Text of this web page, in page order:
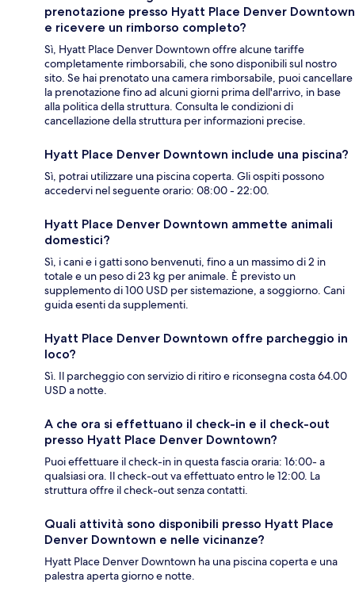
prenotazione presso Hyatt Place Denver Downtown
e ricevere un rimborso completo?
Sì, Hyatt Place Denver Downtown offre alcune tariffe
completamente rimborsabili, che sono disponibili sul nostro
sito. Se hai prenotato una camera rimborsabile, puoi cancellare
la prenotazione fino ad alcuni giorni prima dell'arrivo, in base
alla politica della struttura. Consulta le condizioni di
cancellazione della struttura per informazioni precise.
Hyatt Place Denver Downtown include una piscina?
Sì, potrai utilizzare una piscina coperta. Gli ospiti possono
accedervi nel seguente orario: 08:00 - 22:00.
Hyatt Place Denver Downtown ammette animali
domestici?
Sì, i cani e i gatti sono benvenuti, fino a un massimo di 2 in
totale e un peso di 23 kg per animale. È previsto un
supplemento di 100 USD per sistemazione, a soggiorno. Cani
guida esenti da supplementi.
Hyatt Place Denver Downtown offre parcheggio in
loco?
Sì. Il parcheggio con servizio di ritiro e riconsegna costa 64.00
USD a notte.
A che ora si effettuano il check-in e il check-out
presso Hyatt Place Denver Downtown?
Puoi effettuare il check-in in questa fascia oraria: 16:00- a
qualsiasi ora. Il check-out va effettuato entro le 12:00. La
struttura offre il check-out senza contatti.
Quali attività sono disponibili presso Hyatt Place
Denver Downtown e nelle vicinanze?
Hyatt Place Denver Downtown ha una piscina coperta e una
palestra aperta giorno e notte.